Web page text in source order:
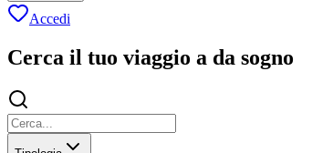
Accedi
Cerca il tuo viaggio a da sogno